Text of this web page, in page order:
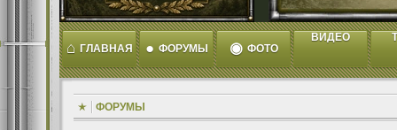
⌂ ГЛАВНАЯ ● ФОРУМЫ ◉ ФОТО
ВИДЕО
ФОРУМЫ